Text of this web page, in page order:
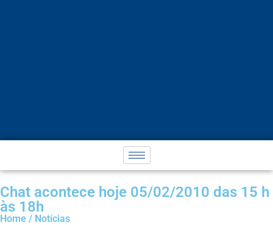
Chat acontece hoje 05/02/2010 das 15 h
às 18h
Home / Notícias